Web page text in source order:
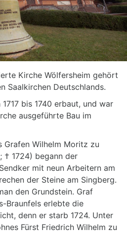
Kirche Wölfersheim gehört
Saalkirchen Deutschlands.
bis 1740 erbaut, und war
ausgeführte Bau im
Grafen Wilhelm Moritz zu
† 1724) begann der
mit neun Arbeitern am
der Steine am Singberg.
den Grundstein. Graf
Braunfels erlebte die
denn er starb 1724. Unter
Fürst Friedrich Wilhelm zu